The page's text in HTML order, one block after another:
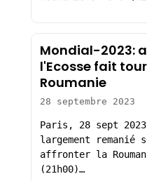
Mondial-2023:
l'Ecosse fait
Roumanie
28 septembre 2023
Paris, 28 sept
largement remanié
affronter la
(21h00)…